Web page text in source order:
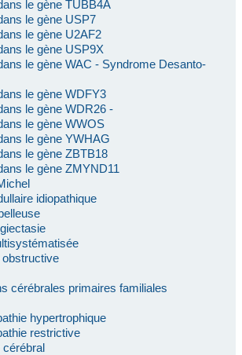
le gène TUBB4A
le gène USP7
le gène U2AF2
le gène USP9X
le gène WAC - Syndrome Desanto-
le gène WDFY3
le gène WDR26 -
le gène WWOS
le gène YWHAG
le gène ZBTB18
le gène ZMYND11
idiopathique
obstructive
cérébrales primaires familiales
hypertrophique
restrictive